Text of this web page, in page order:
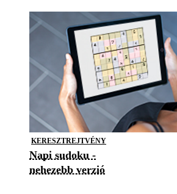
KERESZTREJTVÉNY
Napi sudoku -
nehezebb verzió